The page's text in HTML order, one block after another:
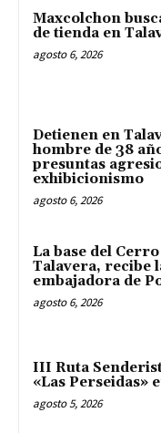
Maxcolchon
de tienda en
agosto 6, 2026
Detienen en
hombre de 38
presuntas
exhibicionismo
agosto 6, 2026
La base del
Talavera, recibe
embajadora de
agosto 6, 2026
III Ruta
«Las Perseidas»
agosto 5, 2026